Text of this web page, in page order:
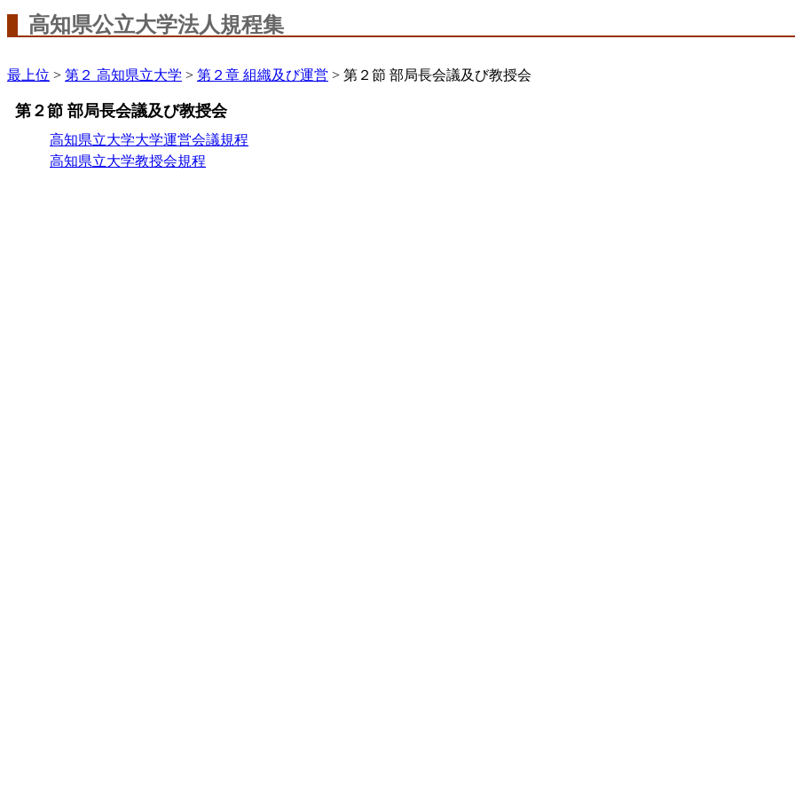
高知県公立大学法人規程集
最上位 > 第２ 高知県立大学 > 第２章 組織及び運営 > 第２節 部局長会議及び教授会
第２節 部局長会議及び教授会
高知県立大学大学運営会議規程
高知県立大学教授会規程